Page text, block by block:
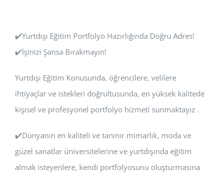
✔️Yurtdışı Eğitim Portfolyo Hazırlığında Doğru Adres!
✔️İşinizi Şansa Bırakmayın!
Yurtdışı Eğitim Konusunda, öğrencilere, velilere
ihtiyaçlar ve istekleri doğrultusunda, en yüksek kalitede
kişisel ve profesyonel portfolyo hizmeti sunmaktayız .
✔️Dünyanın en kaliteli ve tanınır mimarlık, moda ve
güzel sanatlar üniversitelerine ve yurtdışında eğitim
almak isteyenlere, kendi portfolyosunu oluşturmasına